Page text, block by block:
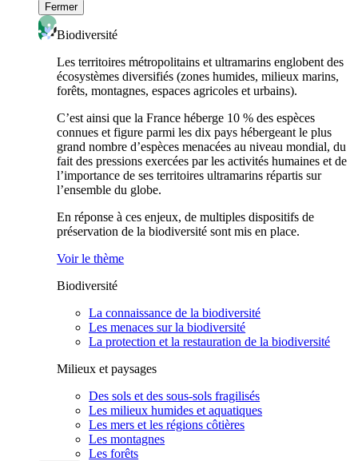
Fermer
Biodiversité
Les territoires métropolitains et ultramarins englobent des
écosystèmes diversifiés (zones humides, milieux marins,
forêts, montagnes, espaces agricoles et urbains).
C’est ainsi que la France héberge 10 % des espèces
connues et figure parmi les dix pays hébergeant le plus
grand nombre d’espèces menacées au niveau mondial, du
fait des pressions exercées par les activités humaines et de
l’importance de ses territoires ultramarins répartis sur
l’ensemble du globe.
En réponse à ces enjeux, de multiples dispositifs de
préservation de la biodiversité sont mis en place.
Voir le thème
Biodiversité
La connaissance de la biodiversité
Les menaces sur la biodiversité
La protection et la restauration de la biodiversité
Milieux et paysages
Des sols et des sous-sols fragilisés
Les milieux humides et aquatiques
Les mers et les régions côtières
Les montagnes
Les forêts